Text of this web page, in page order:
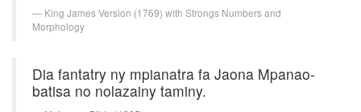
King James Version (1769) with Strongs Numbers and
Morphology
Dia fantatry ny mpianatra fa Jaona Mpanao-
batisa no nolazainy taminy.